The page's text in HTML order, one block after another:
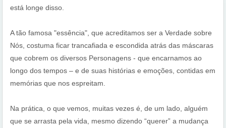
está longe disso.
A tão famosa "essência", que acreditamos ser a Verdade sobre
Nós, costuma ficar trancafiada e escondida atrás das máscaras
que cobrem os diversos Personagens - que encarnamos ao
longo dos tempos – e de suas histórias e emoções, contidas em
memórias que nos espreitam.
Na prática, o que vemos, muitas vezes é, de um lado, alguém
que se arrasta pela vida, mesmo dizendo “querer” a mudança